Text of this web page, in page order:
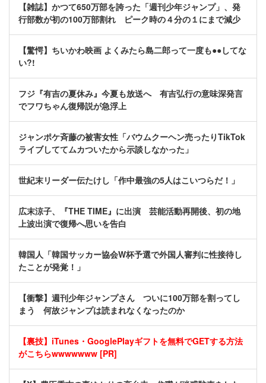
【雑誌】かつて650万部を誇った「週刊少年ジャンプ」、発
行部数が初の100万部割れ ピーク時の４分の１にまで減少
【驚愕】ちいかわ映画 よくみたら島二郎って一度も●●してな
い?!
フジ『有吉の夏休み』今夏も放送へ 有吉弘行の意味深発言
でフワちゃん復帰説が急浮上
ジャンポケ斉藤の被害女性「バウムクーヘン売ったりTikTok
ライブしててムカついたから示談しなかった」
世紀末リーダー伝たけし「作中最強の5人はこいつらだ！」
広末涼子、『THE TIME』に出演 芸能活動再開後、初の地
上波出演で復帰へ思いを告白
韓国人「韓国サッカー協会W杯予選で外国人審判に性接待し
たことが発覚！」
【衝撃】週刊少年ジャンプさん ついに100万部を割ってし
まう 何故ジャンプは読まれなくなったのか
【裏技】iTunes・GooglePlayギフトを無料でGETする方法
がこちらwwwwwww [PR]